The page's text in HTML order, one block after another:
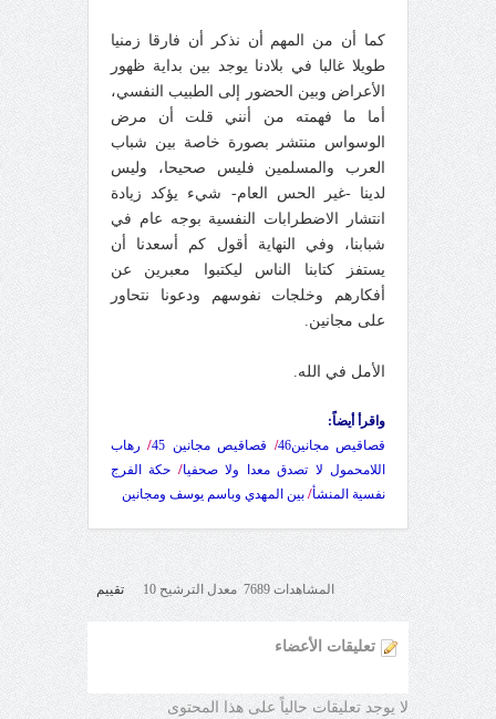
كما أن من المهم أن نذكر أن فارقا زمنيا
طويلا غالبا في بلادنا يوجد بين بداية ظهور
الأعراض وبين الحضور إلى الطبيب النفسي،
أما ما فهمته من أنني قلت أن مرض
الوسواس منتشر بصورة خاصة بين شباب
العرب والمسلمين فليس صحيحا، وليس
لدينا -غير الحس العام- شيء يؤكد زيادة
انتشار الاضطرابات النفسية بوجه عام في
شبابنا، وفي النهاية أقول كم أسعدنا أن
يستفز كتابنا الناس ليكتبوا معبرين عن
أفكارهم وخلجات نفوسهم ودعونا نتحاور
على مجانين.
الأمل في الله.
واقرأ أيضاً:
قصاقيص مجانين46
/ قصاقيص مجانين 45 / رهاب
اللامحمول لا تصدق معدا ولا صحفيا/ حكة الفرج
نفسية المنشأ/ بين المهدي وباسم يوسف ومجانين
المشاهدات 7689 معدل الترشيح 10 تقييم
تعليقات الأعضاء
لا يوجد تعليقات حالياً على هذا المحتوى